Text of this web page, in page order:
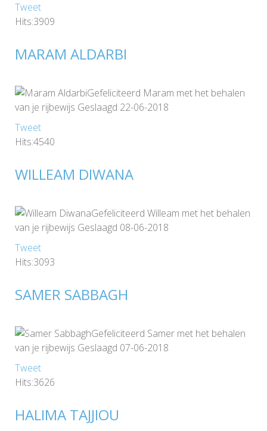
Tweet
Hits:3909
MARAM ALDARBI
Gefeliciteerd Maram met het behalen
van je rijbewijs Geslaagd 22-06-2018
Tweet
Hits:4540
WILLEAM DIWANA
Gefeliciteerd Willeam met het behalen
van je rijbewijs Geslaagd 08-06-2018
Tweet
Hits:3093
SAMER SABBAGH
Gefeliciteerd Samer met het behalen
van je rijbewijs Geslaagd 07-06-2018
Tweet
Hits:3626
HALIMA TAJJIOU